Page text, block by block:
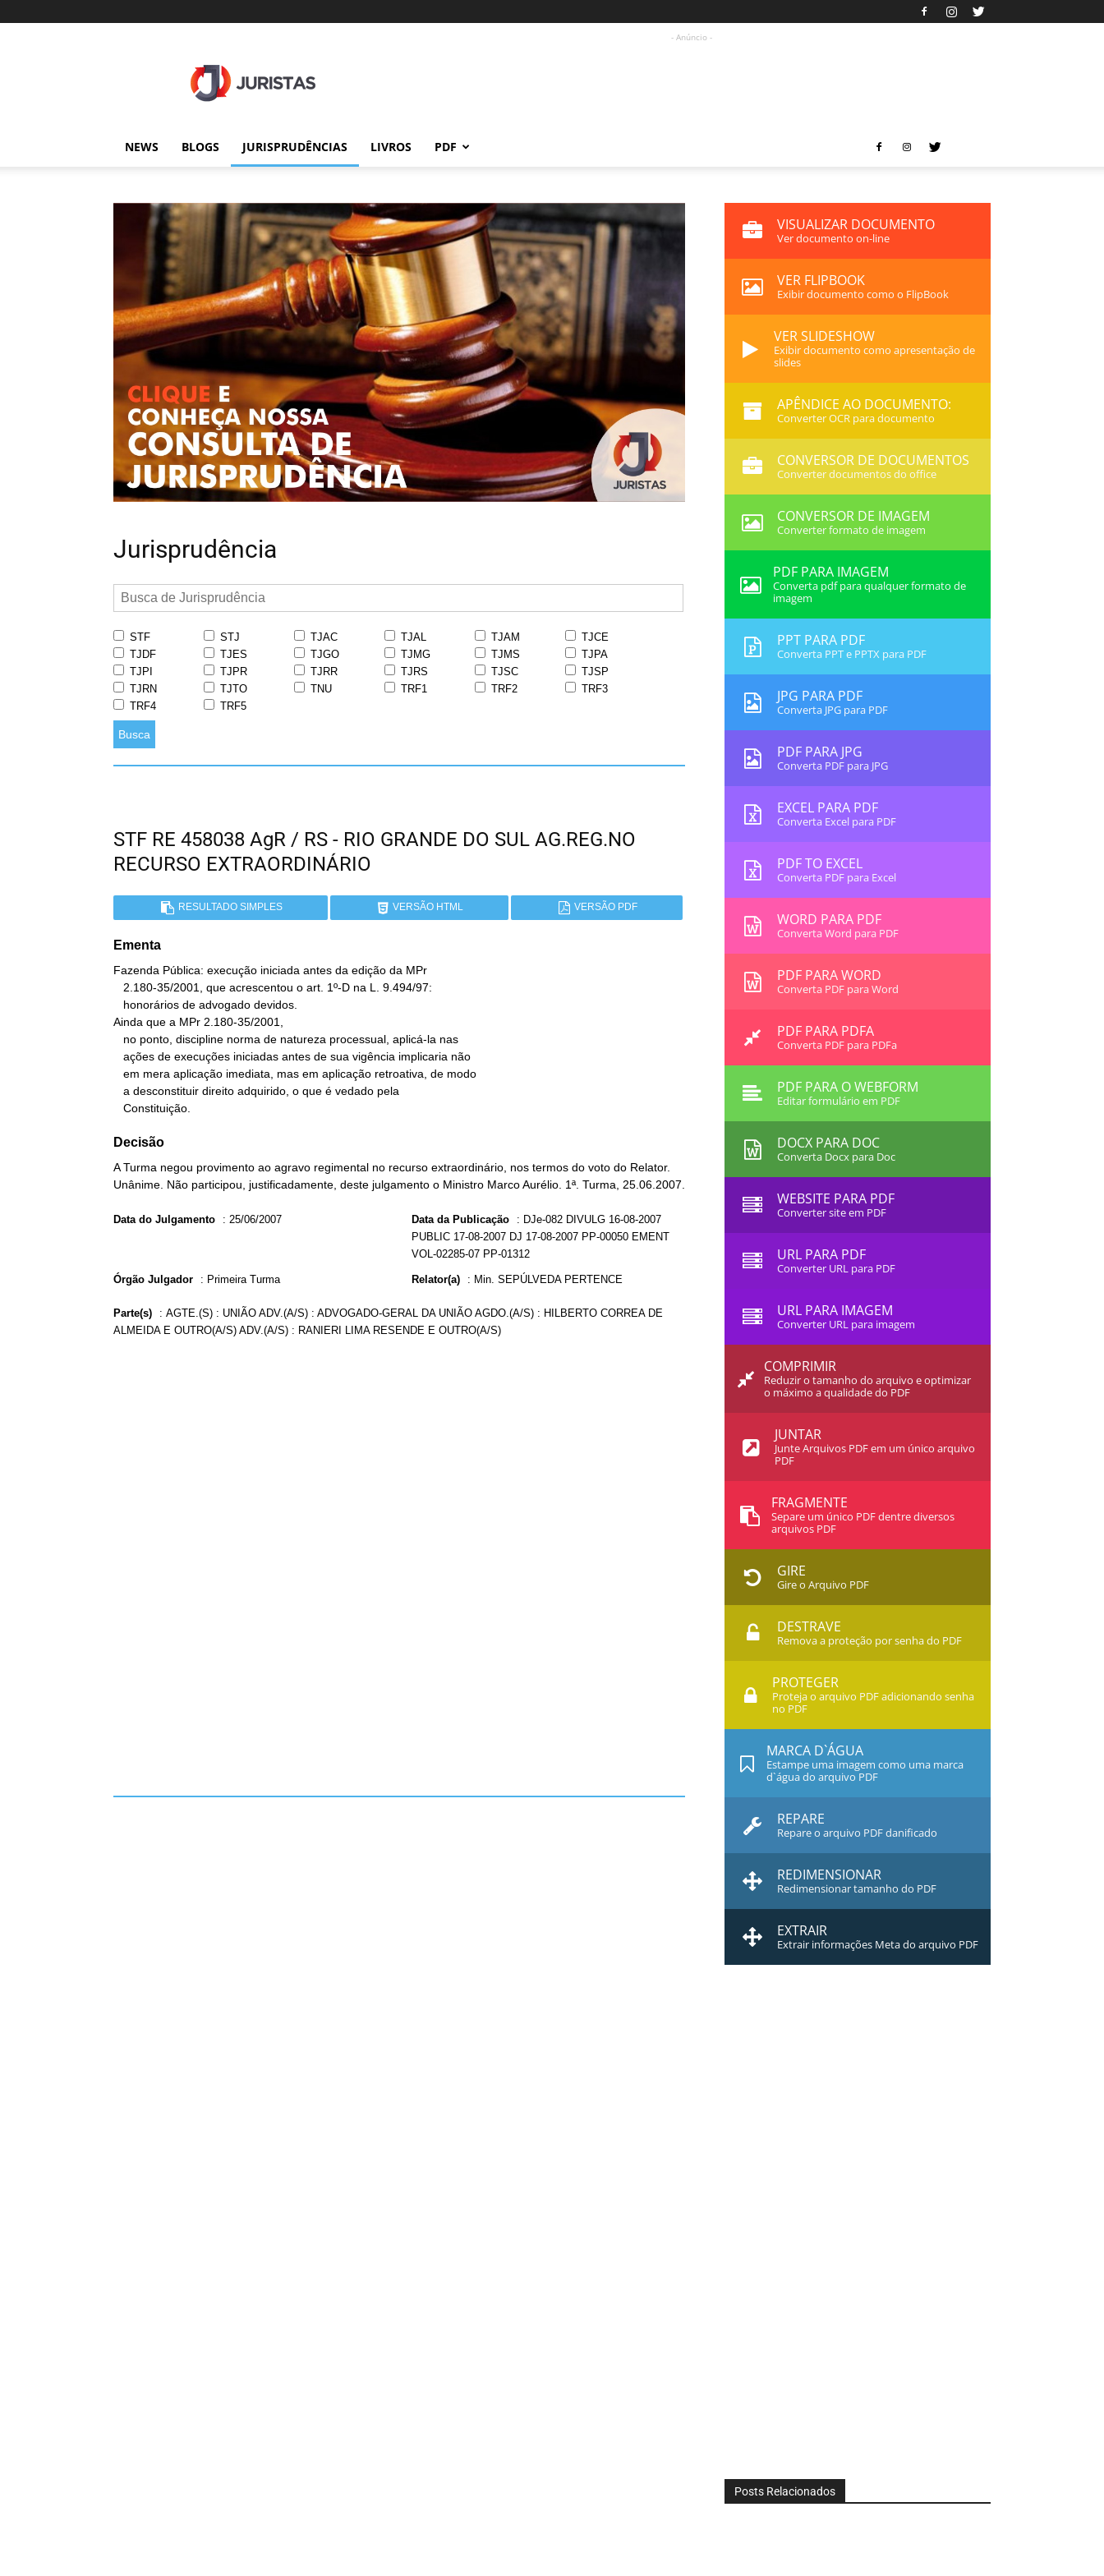
- Anúncio -
NEWS BLOGS JURISPRUDÊNCIAS LIVROS PDF
Jurisprudência
STF STJ TJAC TJAL TJAM
TJCE
TJDF
TJES TJGO TJMG TJMS
TJPA
TJPI
TJPR TJRR TJRS TJSC
TJSP
TJRN
TJTO TNU TRF1 TRF2
TRF3
TRF4
TRF5
Busca
STF RE 458038 AgR / RS - RIO GRANDE DO SUL AG.REG.NO
RECURSO EXTRAORDINÁRIO
RESULTADO SIMPLES VERSÃO HTML VERSÃO PDF
Ementa
Fazenda Pública: execução iniciada antes da edição da MPr
Ainda que a MPr 2.180-35/2001,
   Constituição.
Decisão
A Turma negou provimento ao agravo regimental no recurso extraordinário, nos termos do voto do Relator.
Unânime. Não participou, justificadamente, deste julgamento o Ministro Marco Aurélio. 1ª. Turma, 25.06.2007.
Data do Julgamento : 25/06/2007 Data da Publicação : DJe-082 DIVULG 16-08-2007
PUBLIC 17-08-2007 DJ 17-08-2007 PP-00050 EMENT
VOL-02285-07 PP-01312
Órgão Julgador : Primeira Turma Relator(a) : Min. SEPÚLVEDA PERTENCE
Parte(s) : AGTE.(S) : UNIÃO ADV.(A/S) : ADVOGADO-GERAL DA UNIÃO AGDO.(A/S) : HILBERTO CORREA DE
ALMEIDA E OUTRO(A/S) ADV.(A/S) : RANIERI LIMA RESENDE E OUTRO(A/S)
VISUALIZAR DOCUMENTO
Ver documento on-line
VER FLIPBOOK
Exibir documento como o FlipBook
VER SLIDESHOW
Exibir documento como apresentação de
slides
APÊNDICE AO DOCUMENTO:
Converter OCR para documento
CONVERSOR DE DOCUMENTOS
Converter documentos do office
CONVERSOR DE IMAGEM
Converter formato de imagem
PDF PARA IMAGEM
Converta pdf para qualquer formato de
imagem
PPT PARA PDF
Converta PPT e PPTX para PDF
JPG PARA PDF
Converta JPG para PDF
PDF PARA JPG
Converta PDF para JPG
EXCEL PARA PDF
Converta Excel para PDF
PDF TO EXCEL
Converta PDF para Excel
WORD PARA PDF
Converta Word para PDF
PDF PARA WORD
Converta PDF para Word
PDF PARA PDFA
Converta PDF para PDFa
PDF PARA O WEBFORM
Editar formulário em PDF
DOCX PARA DOC
Converta Docx para Doc
WEBSITE PARA PDF
Converter site em PDF
URL PARA PDF
Converter URL para PDF
URL PARA IMAGEM
Converter URL para imagem
COMPRIMIR
Reduzir o tamanho do arquivo e optimizar
o máximo a qualidade do PDF
JUNTAR
Junte Arquivos PDF em um único arquivo
PDF
FRAGMENTE
Separe um único PDF dentre diversos
arquivos PDF
GIRE
Gire o Arquivo PDF
DESTRAVE
Remova a proteção por senha do PDF
PROTEGER
Proteja o arquivo PDF adicionando senha
no PDF
MARCA D`ÁGUA
Estampe uma imagem como uma marca
d`água do arquivo PDF
REPARE
Repare o arquivo PDF danificado
REDIMENSIONAR
Redimensionar tamanho do PDF
EXTRAIR
Extrair informações Meta do arquivo PDF
Posts Relacionados